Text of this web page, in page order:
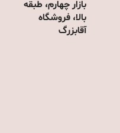
بازار چهارم، طبقه
بالا، فروشگاه
آقابزرگ